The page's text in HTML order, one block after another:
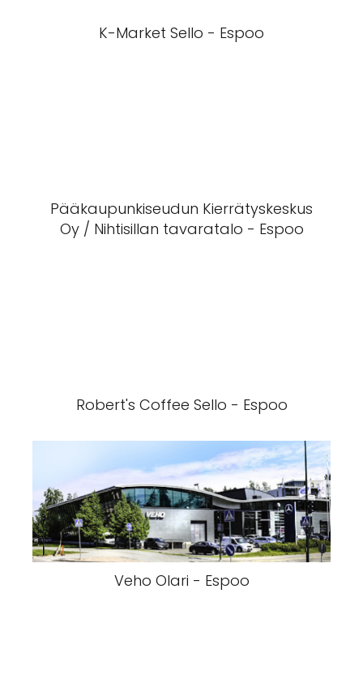
K-Market Sello - Espoo
Pääkaupunkiseudun Kierrätyskeskus
Oy / Nihtisillan tavaratalo - Espoo
Robert's Coffee Sello - Espoo
Veho Olari - Espoo